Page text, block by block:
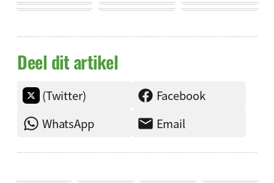
Deel dit artikel
(Twitter)
Facebook
WhatsApp
Email